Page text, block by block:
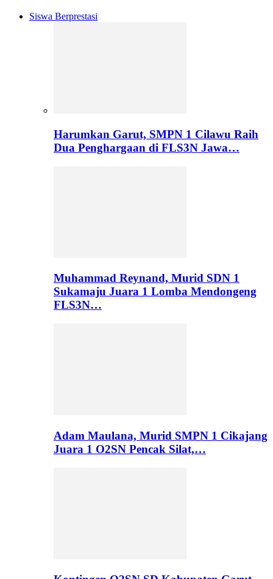
Siswa Berprestasi
Harumkan Garut, SMPN 1 Cilawu Raih
Dua Penghargaan di FLS3N Jawa…
Muhammad Reynand, Murid SDN 1
Sukamaju Juara 1 Lomba Mendongeng
FLS3N…
Adam Maulana, Murid SMPN 1 Cikajang
Juara 1 O2SN Pencak Silat,…